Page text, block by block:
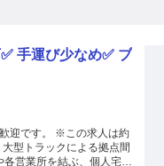
手運び少なめ✅️ ブ
営業所を結ぶ、個人宅へ